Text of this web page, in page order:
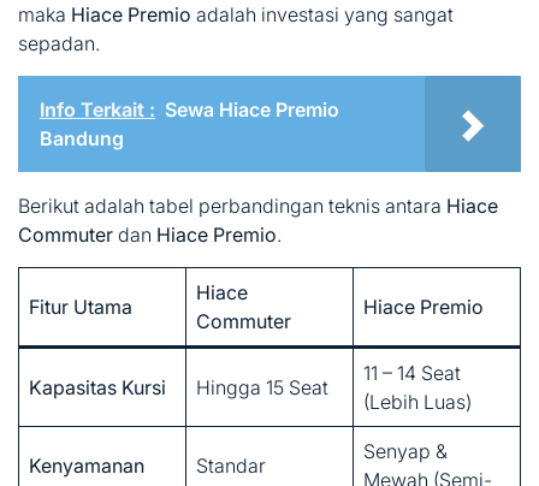
maka Hiace Premio adalah investasi yang sangat
sepadan.
Info Terkait : Sewa Hiace Premio
Bandung
Berikut adalah tabel perbandingan teknis antara Hiace
Commuter dan Hiace Premio.
Fitur Utama
Hiace
Commuter
Hiace Premio
Kapasitas Kursi Hingga 15 Seat
11 – 14 Seat
(Lebih Luas)
Kenyamanan
Standar
Senyap &
Mewah (Semi-